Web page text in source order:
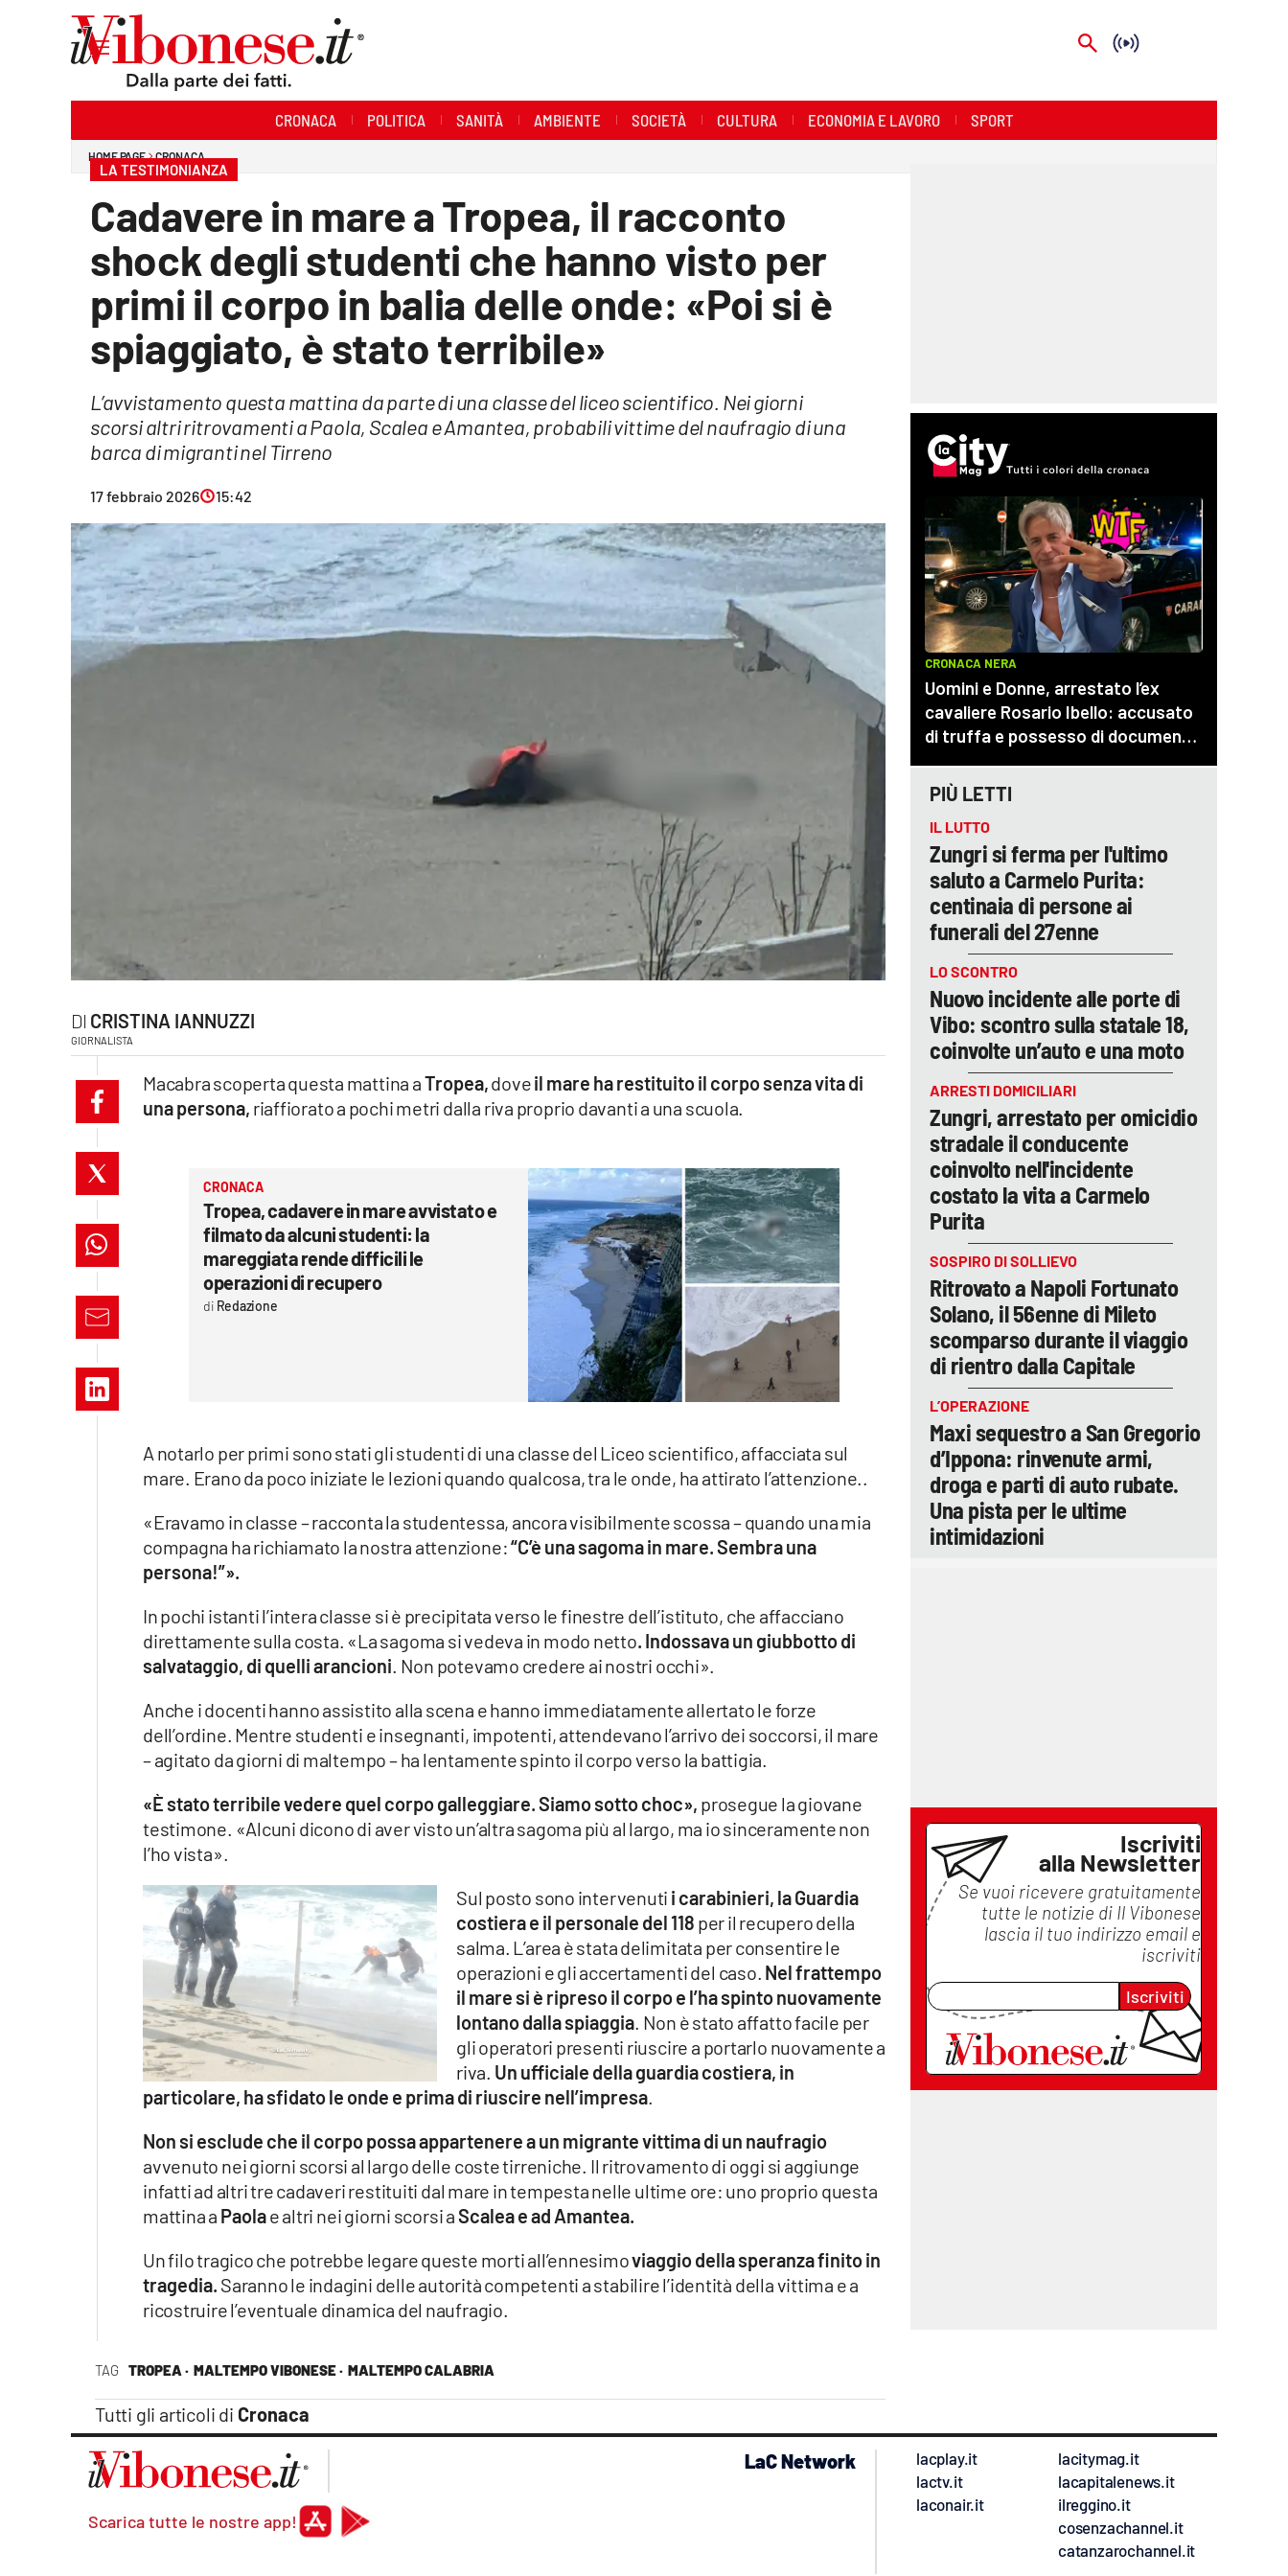
Economia e Lavoro
Streaming
cosenzachannel.it
catanzarochannel.it
CRONACA POLITICA SANITÀ AMBIENTE SOCIETÀ CULTURA ECONOMIA E LAVORO SPORT
HOME PAGE CRONACA
LA TESTIMONIANZA
Cadavere in mare a Tropea, il racconto
shock degli studenti che hanno visto per
primi il corpo in balia delle onde: «Poi si è
spiaggiato, è stato terribile»
L’avvistamento questa mattina da parte di una classe del liceo scientifico. Nei giorni
scorsi altri ritrovamenti a Paola, Scalea e Amantea, probabili vittime del naufragio di una
barca di migranti nel Tirreno
17 febbraio 2026 15:42
CRISTINA IANNUZZI
GIORNALISTA
TAG TROPEA · MALTEMPO VIBONESE · MALTEMPO CALABRIA
Tutti gli articoli di Cronaca
Macabra scoperta questa mattina aTropea,doveil mare ha restituito il corpo senza vita di
una persona, riaffiorato a pochi metri dalla riva proprio davanti a una scuola.
CRONACA
Tropea, cadavere in mare avvistato e
filmato da alcuni studenti: la
mareggiata rende difficili le
operazioni di recupero
Redazione
A notarlo per primi sono stati gli studenti di una classe del Liceo scientifico, affacciata sul
mare. Erano da poco iniziate le lezioni quando qualcosa, tra le onde, ha attirato l’attenzione..
«Eravamo in classe – racconta la studentessa, ancora visibilmente scossa – quando una mia
compagna ha richiamato la nostra attenzione:“C’è una sagoma in mare. Sembra una
persona!”».
In pochi istanti l’intera classe si è precipitata verso le finestre dell’istituto, che affacciano
direttamente sulla costa. «La sagoma si vedeva in modo netto. Indossava un giubbotto di
salvataggio, di quelli arancioni. Non potevamo credere ai nostri occhi».
Anche i docenti hanno assistito alla scena e hanno immediatamente allertato le forze
dell’ordine. Mentre studenti e insegnanti, impotenti, attendevano l’arrivo dei soccorsi, il mare
– agitato da giorni di maltempo – ha lentamente spinto il corpo verso la battigia.
«È stato terribile vedere quel corpo galleggiare. Siamo sotto choc», prosegue la giovane
testimone. «Alcuni dicono di aver visto un’altra sagoma più al largo, ma io sinceramente non
l’ho vista».
Sul posto sono intervenuti i carabinieri, la Guardia
costiera e il personale del 118 per il recupero della
salma. L’area è stata delimitata per consentire le
operazioni e gli accertamenti del caso. Nel frattempo
il mare si è ripreso il corpo e l’ha spinto nuovamente
lontano dalla spiaggia. Non è stato affatto facile per
gli operatori presenti riuscire a portarlo nuovamente a
riva. Un ufficiale della guardia costiera, in
particolare, ha sfidato le onde e prima di riuscire nell’impresa.
Non si esclude che il corpo possa appartenere a un migrante vittima di un naufragio
avvenuto nei giorni scorsi al largo delle coste tirreniche. Il ritrovamento di oggi si aggiunge
infatti ad altri tre cadaveri restituiti dal mare in tempesta nelle ultime ore: uno proprio questa
mattina a Paolae altri nei giorni scorsi aScalea e ad Amantea.
Un filo tragico che potrebbe legare queste morti all’ennesimoviaggio della speranza finito in
tragedia. Saranno le indagini delle autorità competenti a stabilire l’identità della vittima e a
ricostruire l’eventuale dinamica del naufragio.
PIÙ LETTI
IL LUTTO
Zungri si ferma per l'ultimo
saluto a Carmelo Purita:
centinaia di persone ai
funerali del 27enne
LO SCONTRO
Nuovo incidente alle porte di
Vibo: scontro sulla statale 18,
coinvolte un’auto e una moto
ARRESTI DOMICILIARI
Zungri, arrestato per omicidio
stradale il conducente
coinvolto nell'incidente
costato la vita a Carmelo
Purita
SOSPIRO DI SOLLIEVO
Ritrovato a Napoli Fortunato
Solano, il 56enne di Mileto
scomparso durante il viaggio
di rientro dalla Capitale
L’OPERAZIONE
Maxi sequestro a San Gregorio
d’Ippona: rinvenute armi,
droga e parti di auto rubate.
Una pista per le ultime
intimidazioni
Iscriviti
alla Newsletter
Se vuoi ricevere gratuitamente
tutte le notizie di Il Vibonese
lascia il tuo indirizzo email e
iscriviti
Iscriviti
Scarica tutte le nostre app!
LaC Network
lacplay.it
lactv.it
laconair.it
lacitymag.it
lacapitalenews.it
ilreggino.it
cosenzachannel.it
catanzarochannel.it